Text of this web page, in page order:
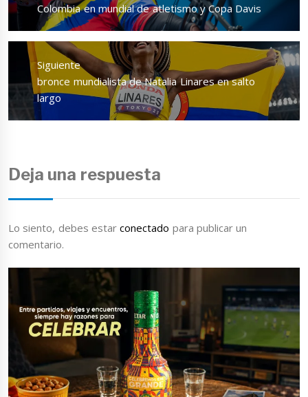
anterior:
Colombia en mundial de atletismo y Copa Davis
Siguiente
Entrada
siguiente:
bronce mundialista de Natalia Linares en salto
largo
Deja una respuesta
Lo siento, debes estarconectado para publicar un
comentario.